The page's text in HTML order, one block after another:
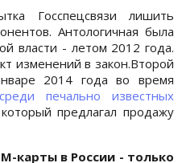
Госспецсвязи лишить
Антологичная была
власти - летом 2012 года.
изменений в закон.Второй
2014 года во время
печально известных
предлагал продажу
карты в России - только